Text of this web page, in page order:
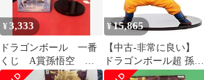
¥3,333
ドラゴンボール 一番
くじ A賞孫悟空 悟
空FES 其之四 少年 孫
¥15,865
【中古-非常に良い】
ドラゴンボール超 孫悟
空FES!! 其之四 超サイ